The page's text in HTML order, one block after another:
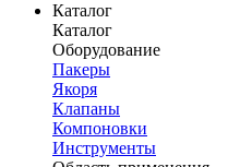
Каталог
Каталог
Оборудование
Пакеры
Якоря
Клапаны
Компоновки
Инструменты